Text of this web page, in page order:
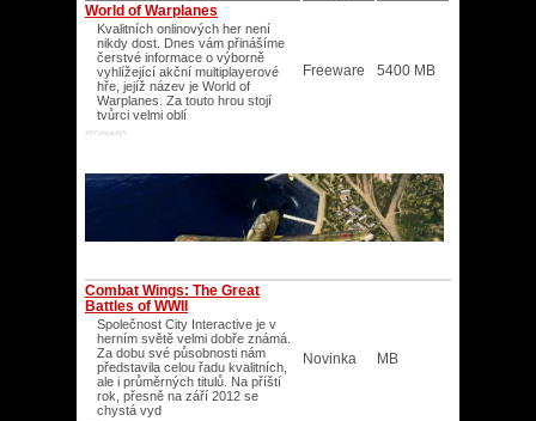
World of Warplanes
Kvalitních onlinových her není
nikdy dost. Dnes vám přinášíme
čerstvé informace o výborně
vyhlížející akční multiplayerové
hře, jejíž název je World of
Warplanes. Za touto hrou stojí
tvůrci velmi oblí
XP/Vista/XP/
Freeware 5400 MB
Combat Wings: The Great
Battles of WWII
Společnost City Interactive je v
herním světě velmi dobře známá.
Za dobu své působnosti nám
představila celou řadu kvalitních,
ale i průměrných titulů. Na příští
rok, přesně na září 2012 se
chystá vyd
Novinka MB